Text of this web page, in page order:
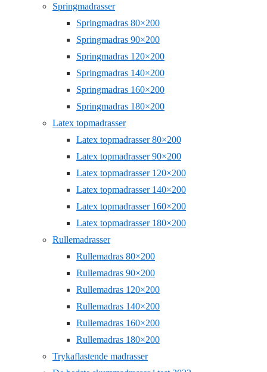
Springmadrasser
Springmadras 80×200
Springmadras 90×200
Springmadras 120×200
Springmadras 140×200
Springmadras 160×200
Springmadras 180×200
Latex topmadrasser
Latex topmadrasser 80×200
Latex topmadrasser 90×200
Latex topmadrasser 120×200
Latex topmadrasser 140×200
Latex topmadrasser 160×200
Latex topmadrasser 180×200
Rullemadrasser
Rullemadras 80×200
Rullemadras 90×200
Rullemadras 120×200
Rullemadras 140×200
Rullemadras 160×200
Rullemadras 180×200
Trykaflastende madrasser